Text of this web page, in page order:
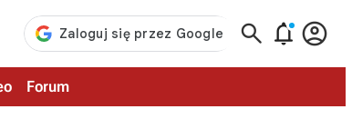
  
Forum